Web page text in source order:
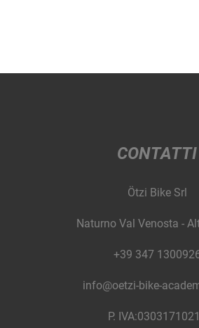
CONTATTI
Ötzi Bike Srl
Naturno Val Venosta -
+39 347
info@oetzi-bike-
P.